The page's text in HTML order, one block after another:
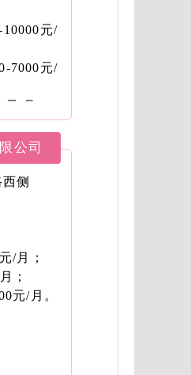
元/
7000元/
/月。
公司
侧
/月；
；
元/月。